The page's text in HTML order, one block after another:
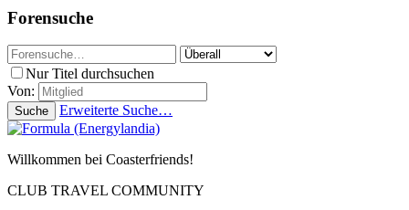
Forensuche
Nur Titel durchsuchen
Von:
Suche Erweiterte Suche…
Willkommen bei Coasterfriends!
CLUB TRAVEL COMMUNITY